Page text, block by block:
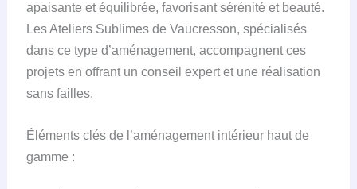
apaisante et équilibrée, favorisant sérénité et beauté.
Les Ateliers Sublimes de Vaucresson, spécialisés
dans ce type d’aménagement, accompagnent ces
projets en offrant un conseil expert et une réalisation
sans failles.
Éléments clés de l’aménagement intérieur haut de
gamme :